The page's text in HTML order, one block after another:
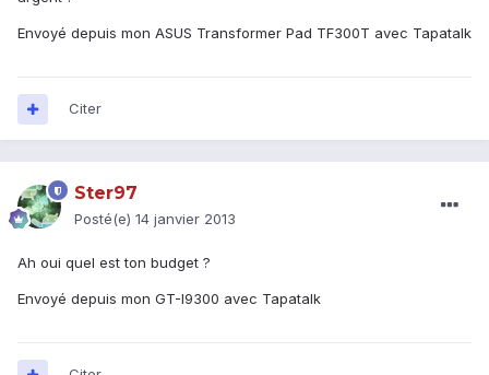
Envoyé depuis mon ASUS Transformer Pad TF300T avec Tapatalk
Citer
Ster97
Posté(e) 14 janvier 2013
Ah oui quel est ton budget ?
Envoyé depuis mon GT-I9300 avec Tapatalk